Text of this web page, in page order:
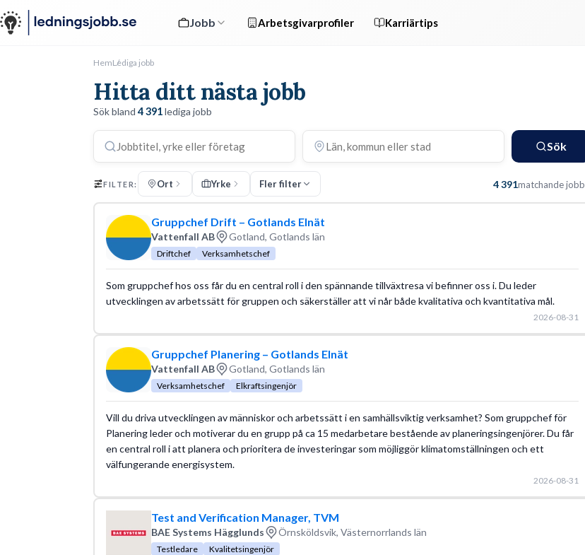
Jobb Arbetsgivarprofiler Karriärtips
HemLediga jobb
Hitta ditt nästa jobb
Sök bland 4 391lediga jobb
Sök
FILTER: Ort Yrke Fler filter 4 391matchande jobb
Gruppchef Drift – Gotlands Elnät
Vattenfall AB Gotland, Gotlands län
Driftchef Verksamhetschef
Som gruppchef hos oss får du en central roll i den spännande tillväxtresa vi befinner oss i. Du leder
utvecklingen av arbetssätt för gruppen och säkerställer att vi når både kvalitativa och kvantitativa mål.
2026-08-31
Gruppchef Planering – Gotlands Elnät
Vattenfall AB Gotland, Gotlands län
Verksamhetschef Elkraftsingenjör
Vill du driva utvecklingen av människor och arbetssätt i en samhällsviktig verksamhet? Som gruppchef för
Planering leder och motiverar du en grupp på ca 15 medarbetare bestående av planeringsingenjörer. Du får
en central roll i att planera och prioritera de investeringar som möjliggör klimatomställningen och ett
välfungerande energisystem.
2026-08-31
Test and Verification Manager, TVM
BAE Systems Hägglunds Örnsköldsvik, Västernorrlands län
Testledare Kvalitetsingenjör